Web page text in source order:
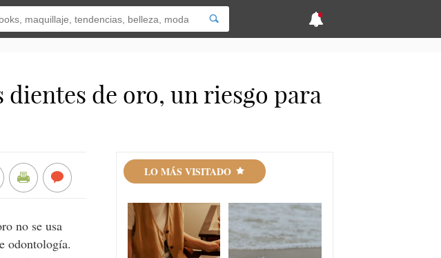
dientes de oro, un riesgo para
no se usa
odontología.
LO MÁS VISITADO